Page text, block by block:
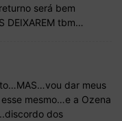
será bem
DEIXAREM tbm…
dar meus
mesmo…e a Ozena
dos